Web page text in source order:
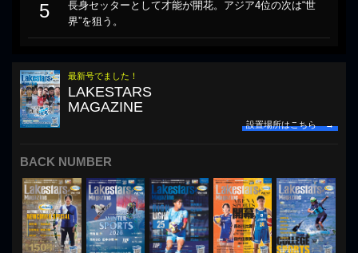
5
長身セッターとして才能が開花。アジア4位の次は“世
界”を狙う。
最新号でました！
LAKESTARS
MAGAZINE
設置場所はこちら →
BACK NUMBER